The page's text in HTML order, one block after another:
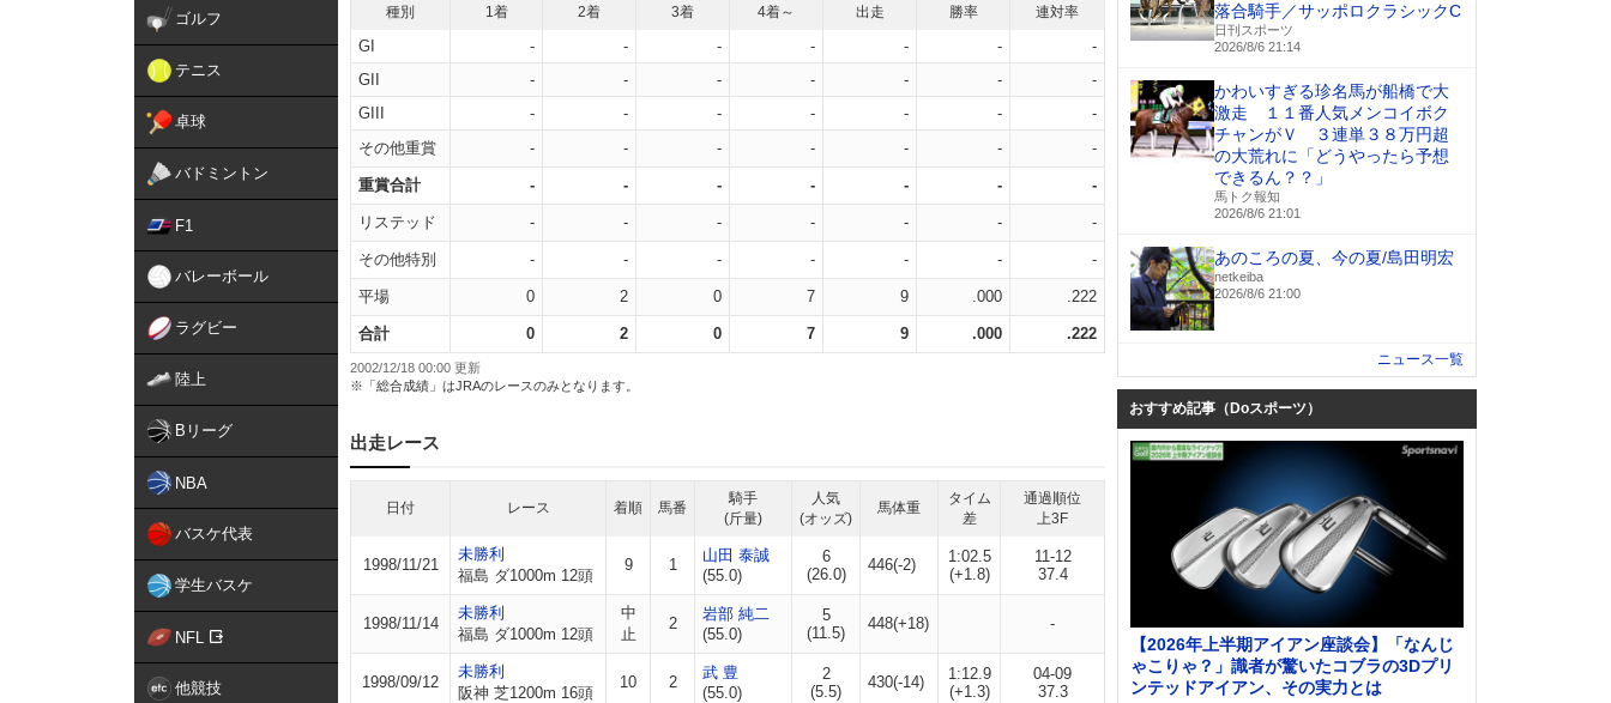
ゴルフ
テニス
卓球
バドミントン
F1
バレーボール
ラグビー
陸上
Bリーグ
NBA
バスケ代表
学生バスケ
NFL
他競技
種別 1着 2着 3着 4着～ 出走 勝率 連対率
GI - - - - - -
-
GII
- - - - - -
-
GIII
- - - - - -
-
その他重賞
- - - - - - -
重賞合計 - - - - - - -
リステッド - - - - - - -
その他特別 - - - - - - -
平場 0 2 0 7 9 .000 .222
合計 0 2 0 7 9 .000 .222
2002/12/18 00:00 更新
※「総合成績」はJRAのレースのみとなります。
出走レース
日付 レース 着順 馬番
騎手
(斤量)
人気
(オッズ)
馬体重
タイム
差
通過順位
上3F
1998/11/21
未勝利
福島 ダ1000m 12頭
9 1
山田 泰誠
(55.0)
6
(26.0)
446(-2)
1:02.5
(+1.8)
11-12
37.4
1998/11/14
未勝利
福島 ダ1000m 12頭
中
止
2
岩部 純二
(55.0)
5
(11.5)
448(+18) -
1998/09/12
未勝利
阪神 芝1200m 16頭
10 2
武 豊
(55.0)
2
(5.5)
430(-14)
1:12.9
(+1.3)
04-09
37.3
落合騎手／サッポロクラシックC
日刊スポーツ
2026/8/6 21:14
かわいすぎる珍名馬が船橋で大
激走 １１番人気メンコイボク
チャンがＶ ３連単３８万円超
の大荒れに「どうやったら予想
できるん？？」
馬トク報知
2026/8/6 21:01
あのころの夏、今の夏/島田明宏
netkeiba
2026/8/6 21:00
ニュース一覧
おすすめ記事（Doスポーツ）
【2026年上半期アイアン座談会】「なんじ
ゃこりゃ？」識者が驚いたコブラの3Dプリ
ンテッドアイアン、その実力とは